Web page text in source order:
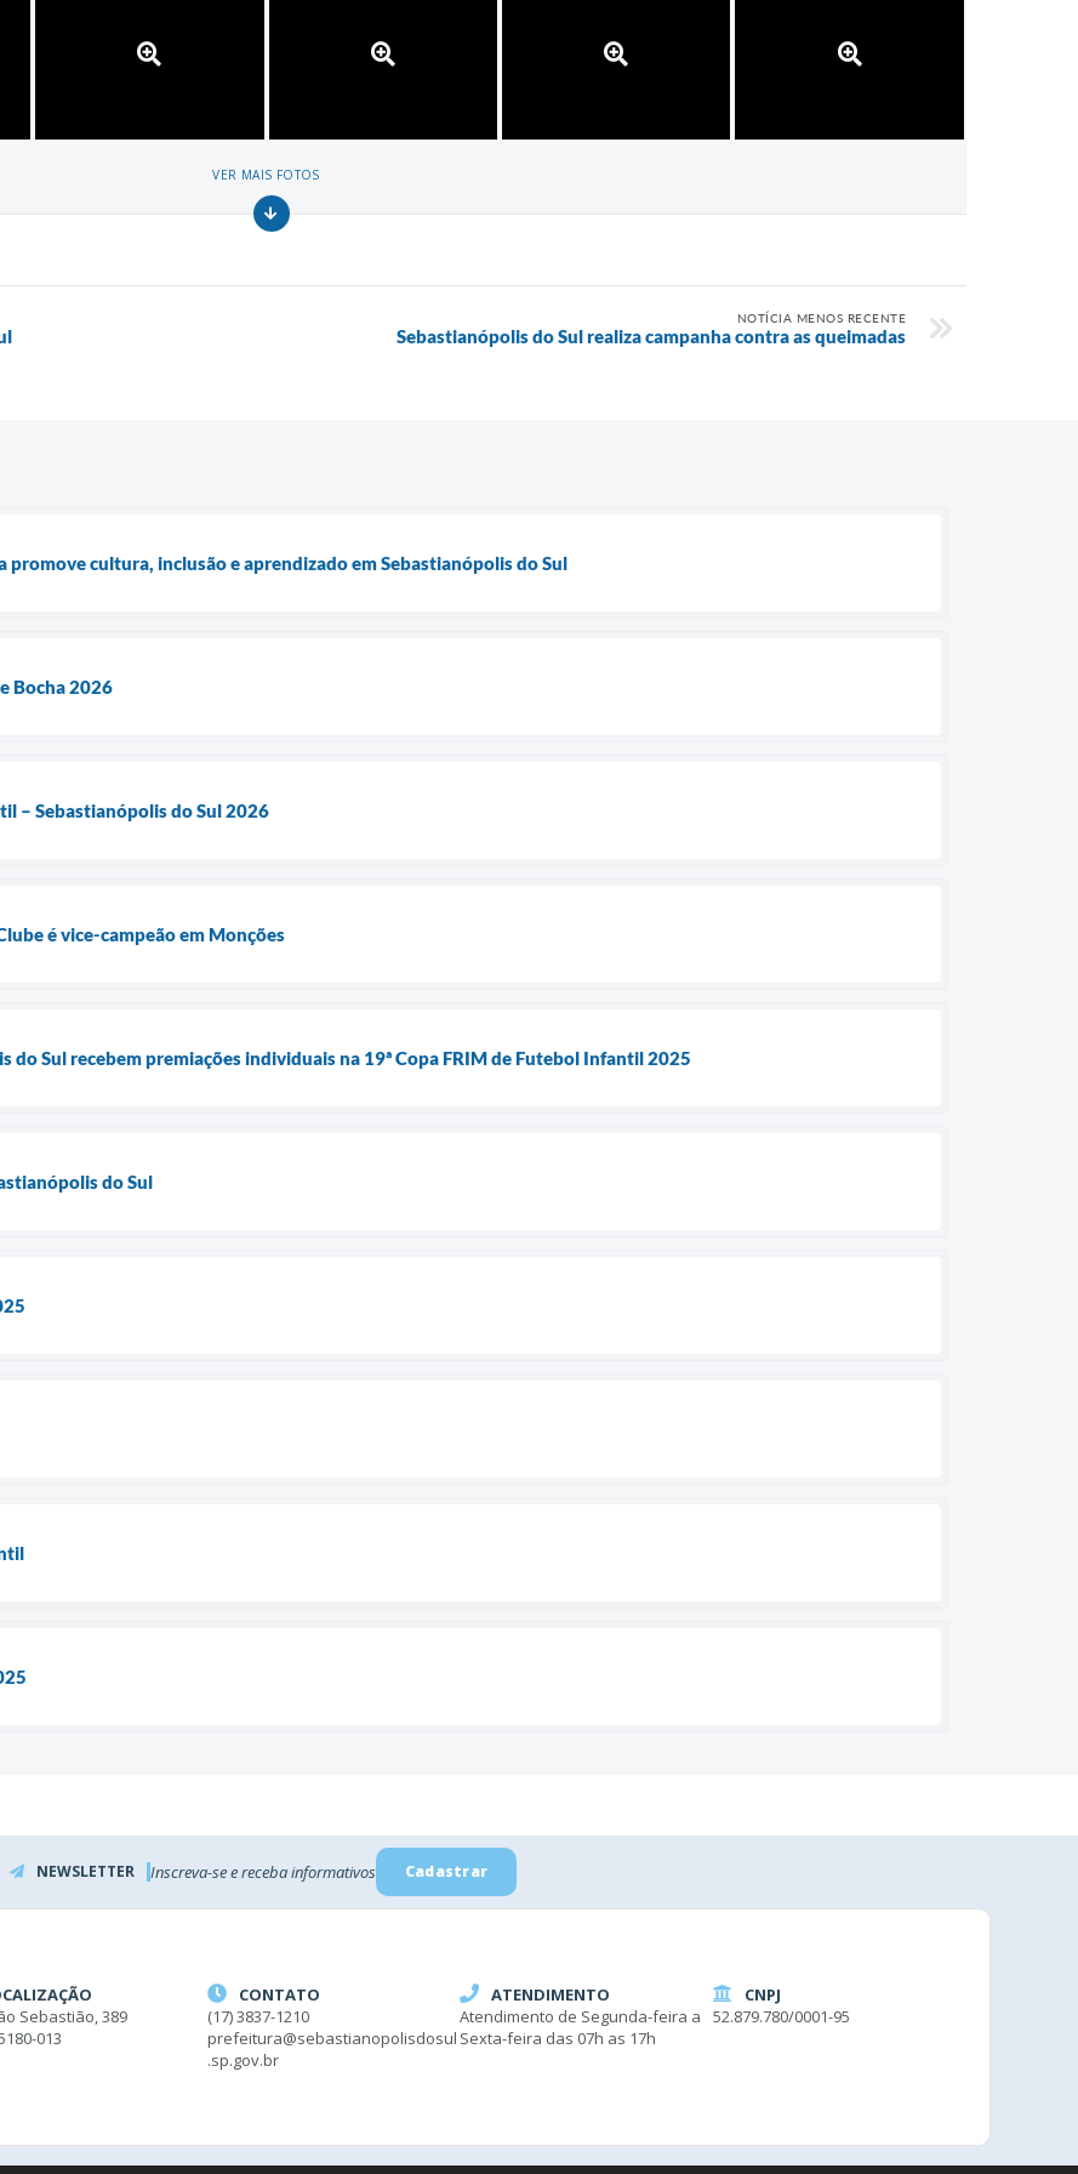
VER MAIS FOTOS
NOTÍCIA MENOS RECENTE
Sebastianópolis do Sul realiza campanha contra as queimadas
promove cultura, inclusão e aprendizado em Sebastianópolis do Sul
Bocha 2026
– Sebastianópolis do Sul 2026
é vice-campeão em Monções
do Sul recebem premiações individuais na 19ª Copa FRIM de Futebol Infantil 2025
do Sul
NEWSLETTER Inscreva-se e receba informativos Cadastrar
Sebastião, 389
013
CONTATO
(17) 3837-1210
prefeitura@sebastianopolisdosul
.sp.gov.br
ATENDIMENTO
Atendimento de Segunda-feira a
Sexta-feira das 07h as 17h
CNPJ
52.879.780/0001-95